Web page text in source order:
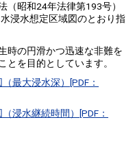
（昭和24年法律第193号）
浸水想定区域図のとおり指
時の円滑かつ迅速な非難を
とを目的としています。
最大浸水深）[PDF：
浸水継続時間）[PDF：